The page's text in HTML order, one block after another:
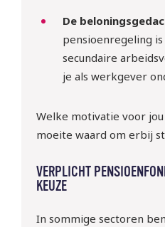
De
pensioenregeling
secundaire
je als werkgever
Welke motivatie voor
moeite waard om erbij
VERPLICHT
KEUZE
In sommige sectoren